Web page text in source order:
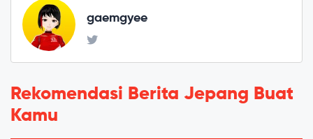
gaemgyee
Rekomendasi Berita Jepang Buat
Kamu